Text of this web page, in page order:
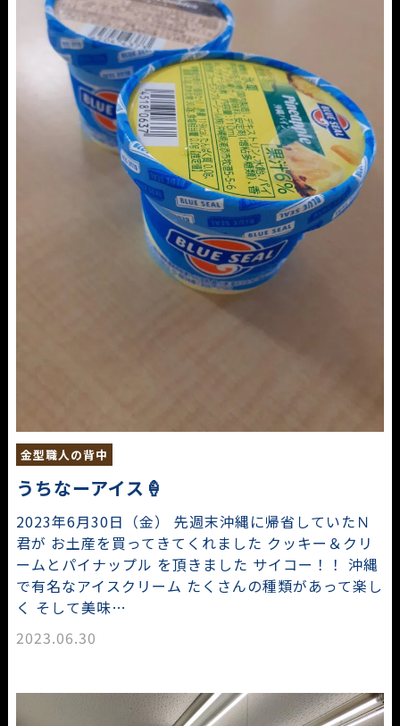
金型職人の背中
うちなーアイス🍦
2023年6月30日（金） 先週末沖縄に帰省していたＮ
君が お土産を買ってきてくれました クッキー＆クリ
ームとパイナップル を頂きました サイコー！！ 沖縄
で有名なアイスクリーム たくさんの種類があって楽し
く そして美味…
2023.06.30